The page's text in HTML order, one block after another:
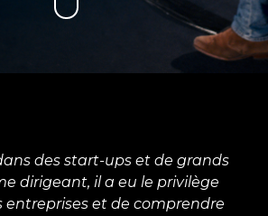
des start-ups et de grands
dirigeant, il a eu le privilège
entreprises et de comprendre